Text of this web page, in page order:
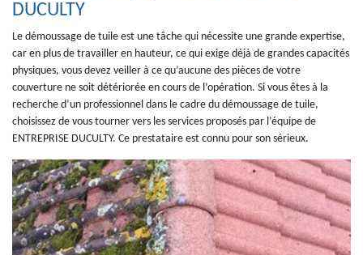
DUCULTY
Le démoussage de tuile est une tâche qui nécessite une grande expertise,
car en plus de travailler en hauteur, ce qui exige déjà de grandes capacités
physiques, vous devez veiller à ce qu’aucune des pièces de votre
couverture ne soit détériorée en cours de l’opération. Si vous êtes à la
recherche d’un professionnel dans le cadre du démoussage de tuile,
choisissez de vous tourner vers les services proposés par l’équipe de
ENTREPRISE DUCULTY. Ce prestataire est connu pour son sérieux.